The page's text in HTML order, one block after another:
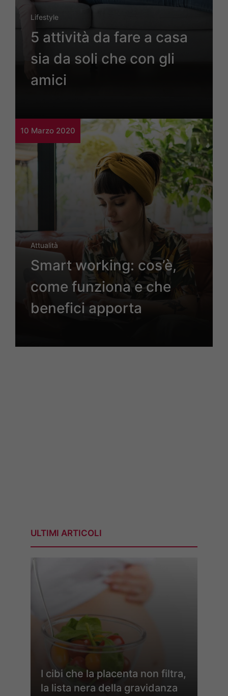
Lifestyle
5 attività da fare a casa
sia da soli che con gli
amici
10 Marzo 2020
Attualità
Smart working: cos’è,
come funziona e che
benefici apporta
ULTIMI ARTICOLI
I cibi che la placenta non filtra,
la lista nera della gravidanza